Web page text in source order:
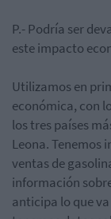
P.- Podría ser
este impacto
Utilizamos en
económica, con
los tres países
Leona. Tenemos
ventas de
información
anticipa lo que